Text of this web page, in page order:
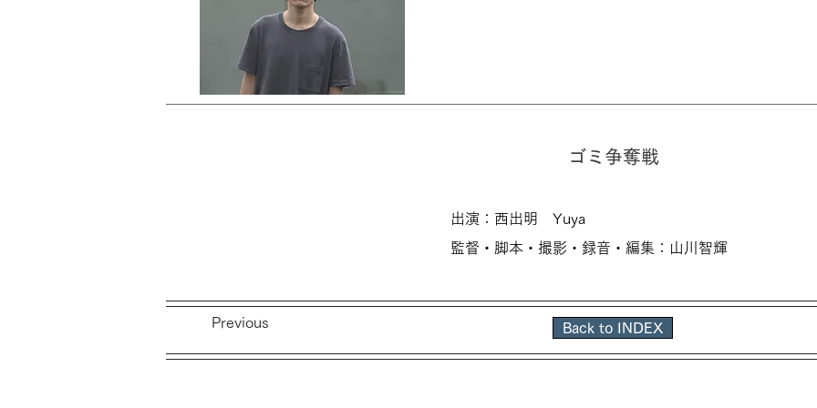
ゴミ争奪戦
出演：西出明 Yuya
監督・脚本・撮影・録音・編集：山川智輝
Previous Back to INDEX